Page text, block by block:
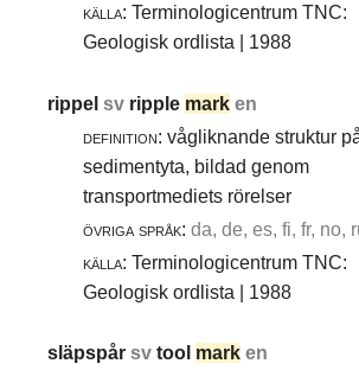
källa: Terminologicentrum TNC:
Geologisk ordlista | 1988
rippelsv ripple mark en
definition: vågliknande struktur
sedimentyta, bildad genom
transportmediets rörelser
övriga språk: da, de, es, fi, fr, no,
källa: Terminologicentrum TNC:
Geologisk ordlista | 1988
släpspårsvtool mark en